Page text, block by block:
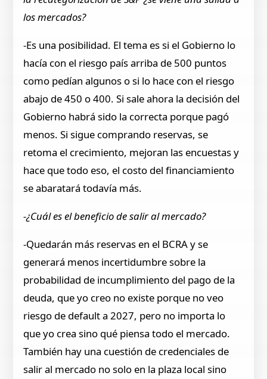
los mercados?
-Es una posibilidad. El tema es si el Gobierno lo
hacía con el riesgo país arriba de 500 puntos
como pedían algunos o si lo hace con el riesgo
abajo de 450 o 400. Si sale ahora la decisión del
Gobierno habrá sido la correcta porque pagó
menos. Si sigue comprando reservas, se
retoma el crecimiento, mejoran las encuestas y
hace que todo eso, el costo del financiamiento
se abaratará todavía más.
-¿Cuál es el beneficio de salir al mercado?
-Quedarán más reservas en el BCRA y se
generará menos incertidumbre sobre la
probabilidad de incumplimiento del pago de la
deuda, que yo creo no existe porque no veo
riesgo de default a 2027, pero no importa lo
que yo crea sino qué piensa todo el mercado.
También hay una cuestión de credenciales de
salir al mercado no solo en la plaza local sino